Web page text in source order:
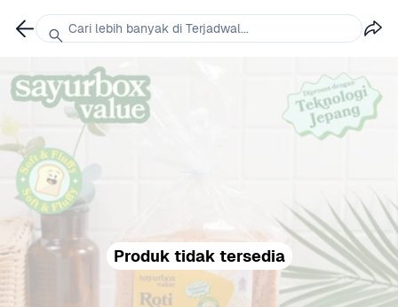
Produk tidak tersedia
Cari lebih banyak di Terjadwal...